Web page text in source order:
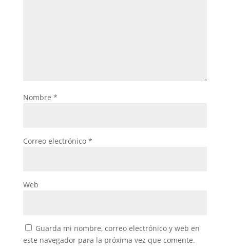
Nombre *
Correo electrónico *
Web
Guarda mi nombre, correo electrónico y web en
este navegador para la próxima vez que comente.